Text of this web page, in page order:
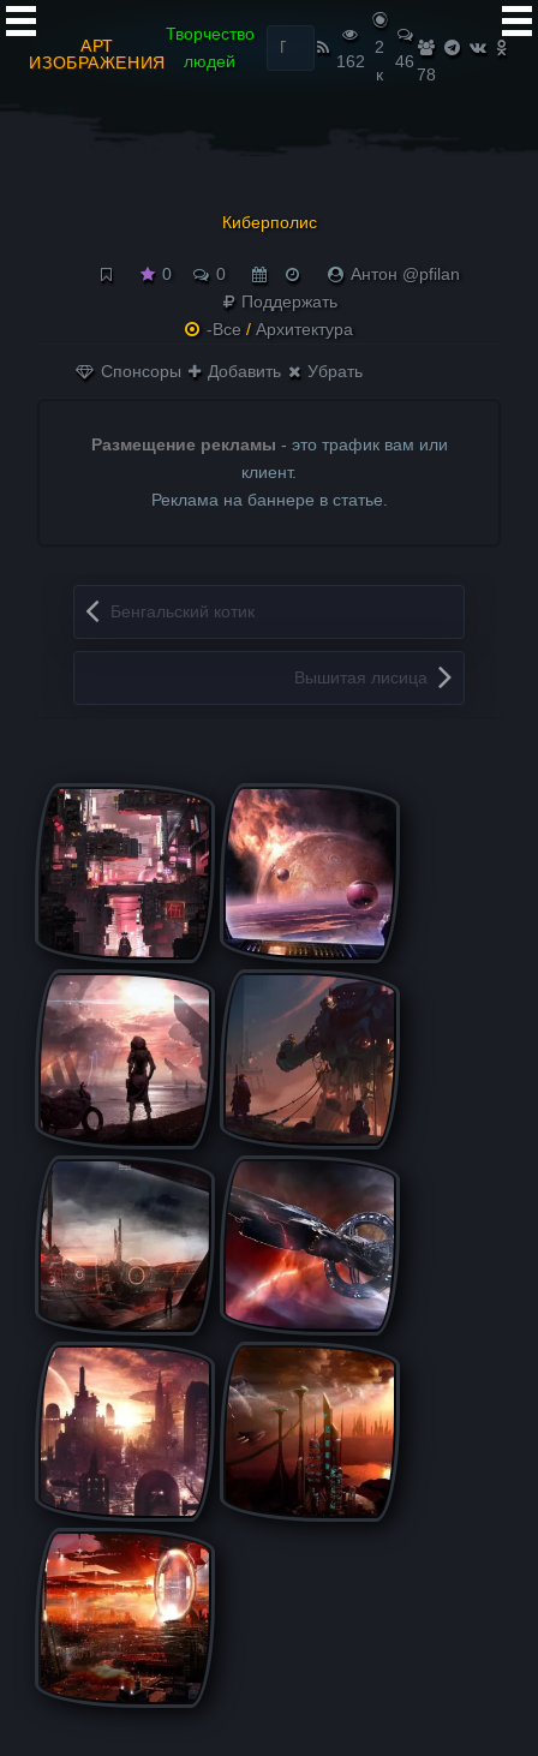
АРТ
ИЗОБРАЖЕНИЯ
Творчество
людей
Найти:
162
2
к
46
78
Киберполис
0 0
Антон @pfilan
Поддержать
-Все / Архитектура
Спонсоры Добавить Убрать
Размещение рекламы - это трафик вам или
клиент.
Реклама на баннере в статье.
Запись навигация
Бенгальский котик
Вышитая лисица